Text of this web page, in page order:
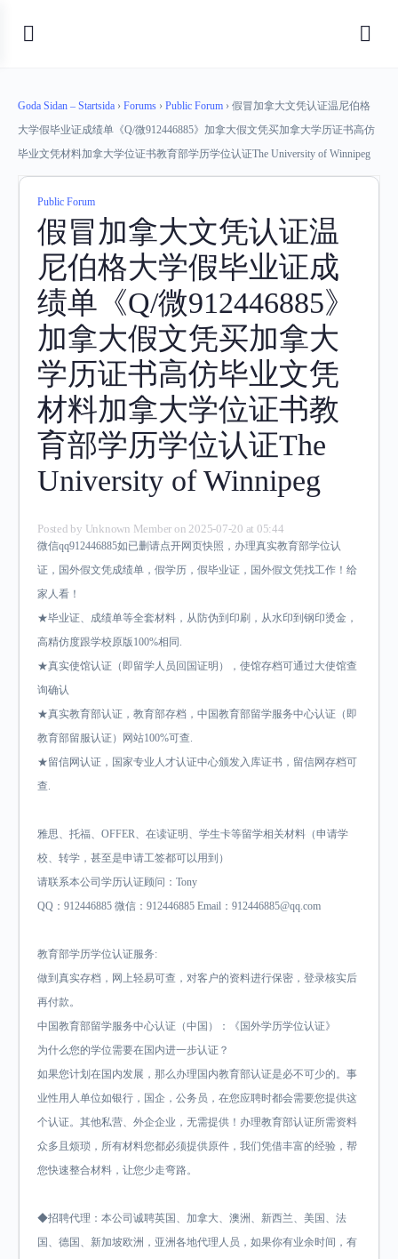
Goda Sidan – Startsida › Forums › Public Forum › 假冒加拿大文凭认证温尼伯格
大学假毕业证成绩单《Q/微912446885》加拿大假文凭买加拿大学历证书高仿
毕业文凭材料加拿大学位证书教育部学历学位认证The University of Winnipeg
Public Forum
假冒加拿大文凭认证温
尼伯格大学假毕业证成
绩单《Q/微912446885》
加拿大假文凭买加拿大
学历证书高仿毕业文凭
材料加拿大学位证书教
育部学历学位认证The
University of Winnipeg
Posted by Unknown Member on 2025-07-20 at 05:44
微信qq912446885如已删请点开网页快照，办理真实教育部学位认
证，国外假文凭成绩单，假学历，假毕业证，国外假文凭找工作！给
家人看！
★毕业证、成绩单等全套材料，从防伪到印刷，从水印到钢印烫金，
高精仿度跟学校原版100%相同.
★真实使馆认证（即留学人员回国证明），使馆存档可通过大使馆查
询确认
★真实教育部认证，教育部存档，中国教育部留学服务中心认证（即
教育部留服认证）网站100%可查.
★留信网认证，国家专业人才认证中心颁发入库证书，留信网存档可
查.
雅思、托福、OFFER、在读证明、学生卡等留学相关材料（申请学
校、转学，甚至是申请工签都可以用到）
请联系本公司学历认证顾问：Tony
QQ：912446885 微信：912446885 Email：912446885@qq.com
教育部学历学位认证服务:
做到真实存档，网上轻易可查，对客户的资料进行保密，登录核实后
再付款。
中国教育部留学服务中心认证（中国）：《国外学历学位认证》
为什么您的学位需要在国内进一步认证？
如果您计划在国内发展，那么办理国内教育部认证是必不可少的。事
业性用人单位如银行，国企，公务员，在您应聘时都会需要您提供这
个认证。其他私营、外企企业，无需提供！办理教育部认证所需资料
众多且烦琐，所有材料您都必须提供原件，我们凭借丰富的经验，帮
您快速整合材料，让您少走弯路。
◆招聘代理：本公司诚聘英国、加拿大、澳洲、新西兰、美国、法
国、德国、新加坡欧洲，亚洲各地代理人员，如果你有业余时间，有